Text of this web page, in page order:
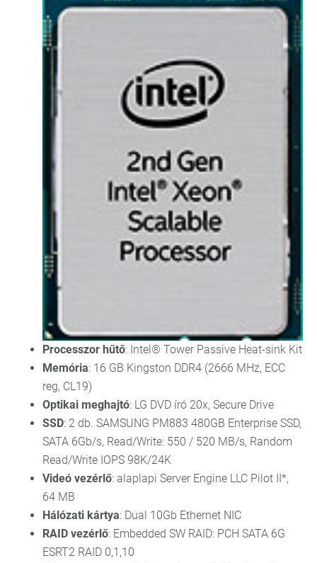
Processzor hűtő: Intel® Tower Passive Heat-sink Kit
Memória: 16 GB Kingston DDR4 (2666 MHz, ECC
reg, CL19)
Optikai meghajtó: LG DVD író 20x, Secure Drive
SSD: 2 db. SAMSUNG PM883 480GB Enterprise SSD,
SATA 6Gb/s, Read/Write: 550 / 520 MB/s, Random
Read/Write IOPS 98K/24K
Videó vezérlő: alaplapi Server Engine LLC Pilot II*,
64 MB
Hálózati kártya: Dual 10Gb Ethernet NIC
RAID vezérlő: Embedded SW RAID: PCH SATA 6G
ESRT2 RAID 0,1,10